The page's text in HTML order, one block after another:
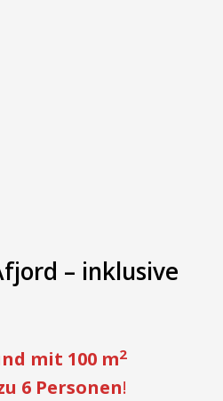
– inklusive
mit 100 m2
6 Personen!